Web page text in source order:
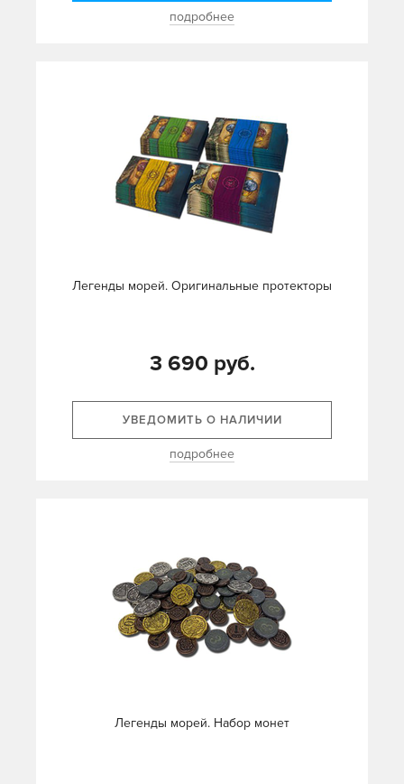
подробнее
Легенды морей. Оригинальные протекторы
3 690 руб.
УВЕДОМИТЬ О НАЛИЧИИ
подробнее
Легенды морей. Набор монет